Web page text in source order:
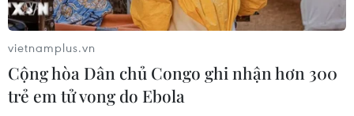
vietnamplus.vn
Cộng hòa Dân chủ Congo ghi nhận hơn 300
trẻ em tử vong do Ebola